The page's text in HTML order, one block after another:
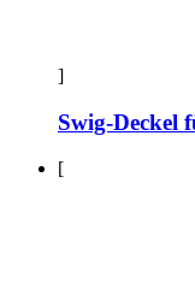
]
Swig-Deckel
[